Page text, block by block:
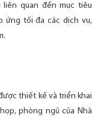
quan đến mục tiêu
ứng tối đa các dịch vụ,
thiết kế và triển khai
phòng ngủ của Nhà